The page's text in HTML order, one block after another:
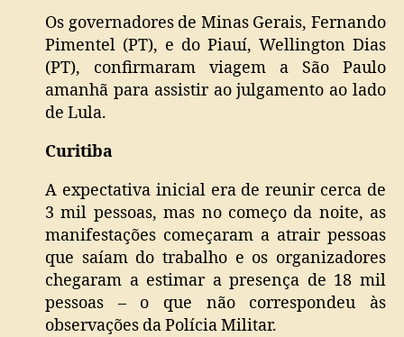
Os governadores de Minas Gerais, Fernando
Pimentel (PT), e do Piauí, Wellington Dias
(PT), confirmaram viagem a São Paulo
amanhã para assistir ao julgamento ao lado
de Lula.
Curitiba
A expectativa inicial era de reunir cerca de
3 mil pessoas, mas no começo da noite, as
manifestações começaram a atrair pessoas
que saíam do trabalho e os organizadores
chegaram a estimar a presença de 18 mil
pessoas – o que não correspondeu às
observações da Polícia Militar.